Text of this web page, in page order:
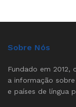
Sobre Nós
Fundado em 2012,
a informação
e países de língua